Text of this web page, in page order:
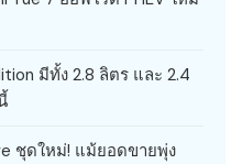
มีทั้ง 2.8 ลิตร และ 2.4
ชุดใหม่! แม้ยอดขายพุ่ง